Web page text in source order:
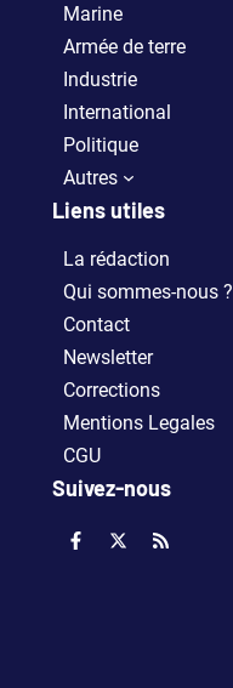
Marine
Armée de terre
Industrie
International
Politique
Autres
Liens utiles
La rédaction
Qui sommes-nous ?
Contact
Newsletter
Corrections
Mentions Legales
CGU
Suivez-nous